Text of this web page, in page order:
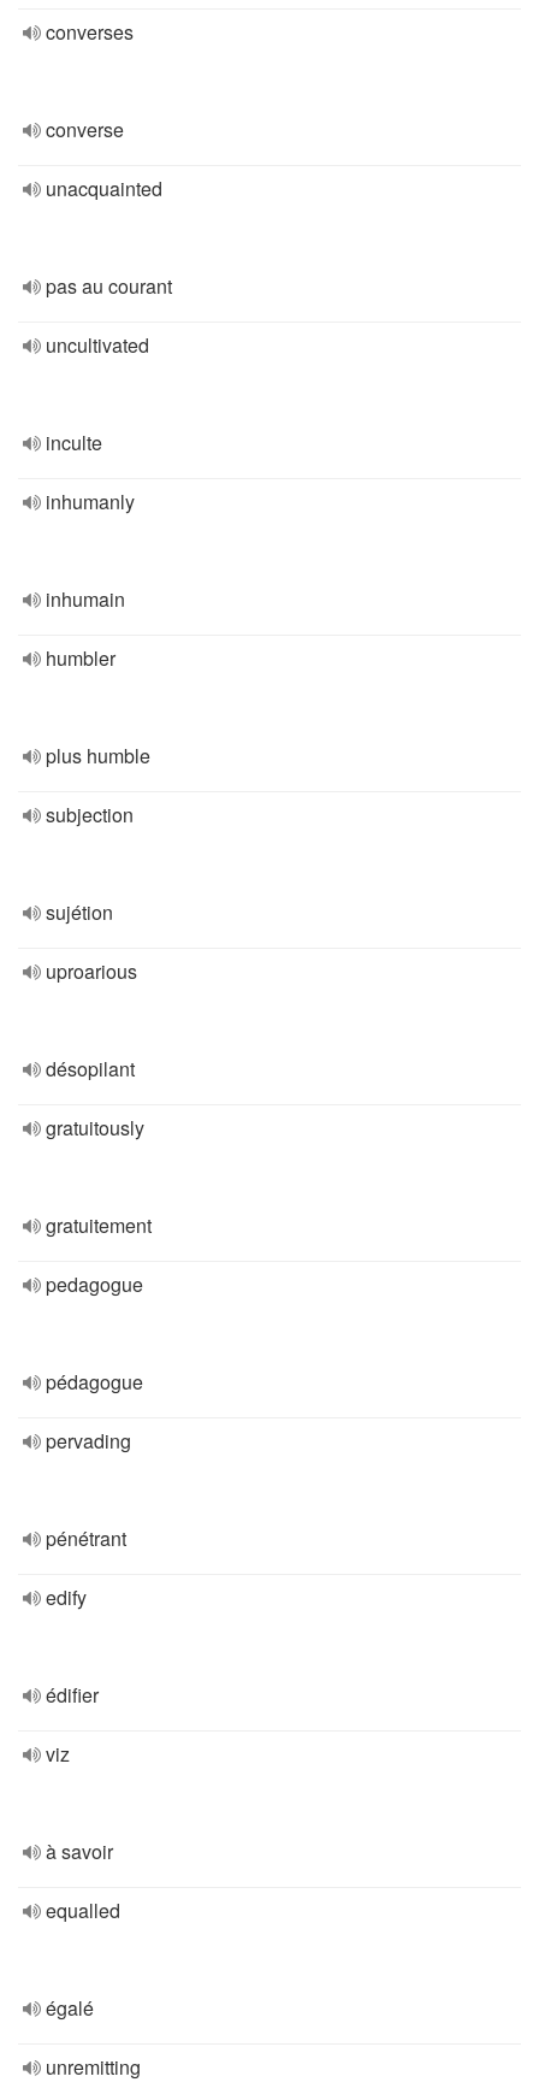
converses
converse
unacquainted
pas au courant
uncultivated
inculte
inhumanly
inhumain
humbler
plus humble
subjection
sujétion
uproarious
désopilant
gratuitously
gratuitement
pedagogue
pédagogue
pervading
pénétrant
edify
édifier
viz
à savoir
equalled
égalé
unremitting